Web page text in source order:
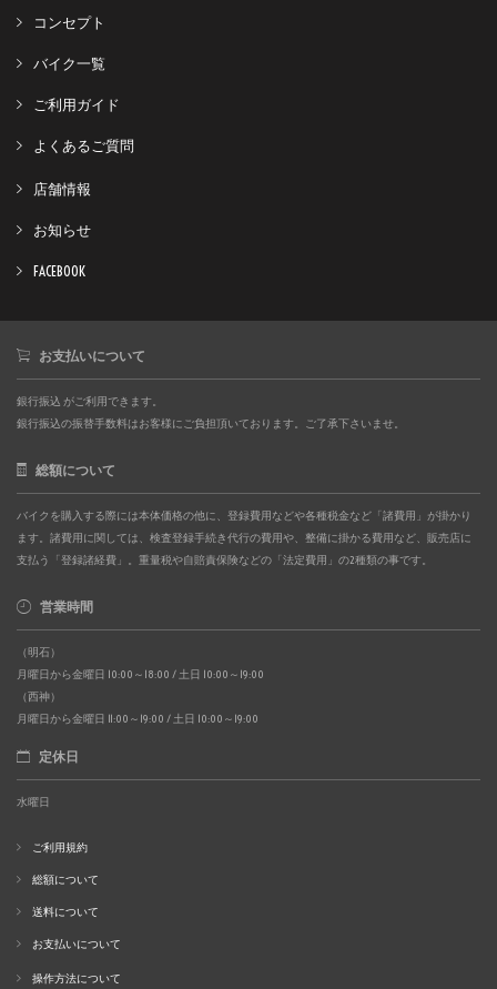
コンセプト
バイク一覧
ご利用ガイド
よくあるご質問
店舗情報
お知らせ
FACEBOOK
お支払いについて
銀行振込 がご利用できます。
銀行振込の振替手数料はお客様にご負担頂いております。ご了承下さいませ。
総額について
バイクを購入する際には本体価格の他に、登録費用などや各種税金など「諸費用」が掛かり
ます。諸費用に関しては、検査登録手続き代行の費用や、整備に掛かる費用など、販売店に
支払う「登録諸経費」。重量税や自賠責保険などの「法定費用」の2種類の事です。
営業時間
（明石）
月曜日から金曜日 10:00～18:00 / 土日 10:00～19:00
（西神）
月曜日から金曜日 11:00～19:00 / 土日 10:00～19:00
定休日
水曜日
ご利用規約
総額について
送料について
お支払いについて
操作方法について